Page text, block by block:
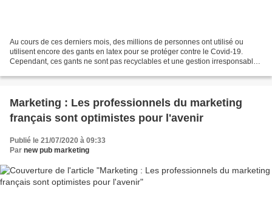
Au cours de ces derniers mois, des millions de personnes ont utilisé ou
utilisent encore des gants en latex pour se protéger contre le Covid-19.
Cependant, ces gants ne sont pas recyclables et une gestion irresponsable
Marketing : Les professionnels du marketing
français sont optimistes pour l'avenir
Publié le 21/07/2020 à 09:33
Par new pub marketing